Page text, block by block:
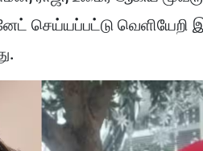
செய்யப்பட்டு வெளியேறி